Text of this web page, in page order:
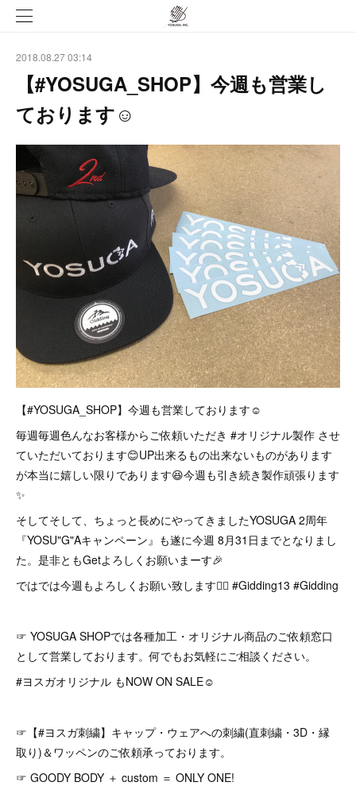
2018.08.27 03:14
【#YOSUGA_SHOP】今週も営業し
ております☺︎
【#YOSUGA_SHOP】今週も営業しております☺︎
毎週毎週色んなお客様からご依頼いただき #オリジナル製作 させ
ていただいております😊UP出来るもの出来ないものがあります
が本当に嬉しい限りであります😆今週も引き続き製作頑張ります
✨
そしてそして、ちょっと長めにやってきましたYOSUGA 2周年
『YOSU"G"Aキャンペーン』も遂に今週 8月31日までとなりまし
た。是非ともGetよろしくお願いまーす🎉
ではでは今週もよろしくお願い致します🙇‍♂️ #Gidding13 #Gidding
☞ YOSUGA SHOPでは各種加工・オリジナル商品のご依頼窓口
として営業しております。何でもお気軽にご相談ください。
#ヨスガオリジナル もNOW ON SALE☺︎
☞【#ヨスガ刺繍】キャップ・ウェアへの刺繍(直刺繍・3D・縁
取り)＆ワッペンのご依頼承っております。
☞ GOODY BODY ＋ custom ＝ ONLY ONE!